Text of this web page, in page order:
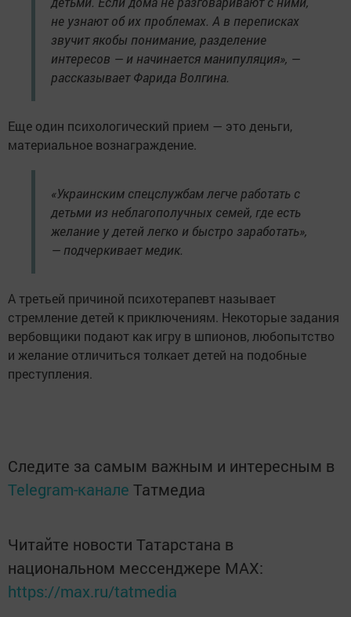
не узнают об их проблемах. А в переписках
звучит якобы понимание, разделение
интересов — и начинается манипуляция», —
рассказывает Фарида Волгина.
Еще один психологический прием — это деньги,
материальное вознаграждение.
«Украинским спецслужбам легче работать с
детьми из неблагополучных семей, где есть
желание у детей легко и быстро заработать»,
— подчеркивает медик.
А третьей причиной психотерапевт называет
стремление детей к приключениям. Некоторые задания
вербовщики подают как игру в шпионов, любопытство
и желание отличиться толкает детей на подобные
преступления.
Следите за самым важным и интересным в
Telegram-канале Татмедиа
Читайте новости Татарстана в
национальном мессенджере MАХ:
https://max.ru/tatmedia